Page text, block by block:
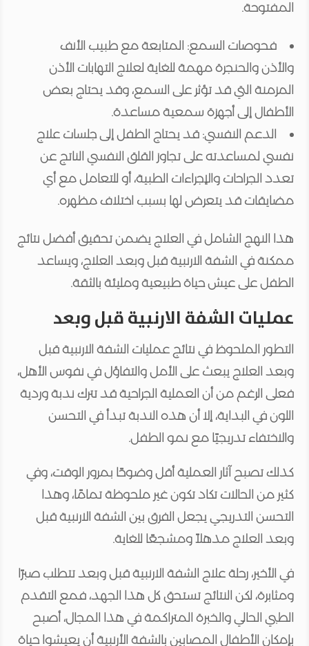
المفتوحة.
فحوصات السمع: المتابعة مع طبيب الأنف
والأذن والحنجرة مهمة للغاية لعلاج التهابات الأذن
المزمنة التي قد تؤثر على السمع، وقد يحتاج بعض
الأطفال إلى أجهزة سمعية مساعدة.
الدعم النفسي: قد يحتاج الطفل إلى جلسات علاج
نفسي لمساعدته على تجاوز القلق النفسي الناتج عن
تعدد الجراحات والإجراءات الطبية، أو للتعامل مع أي
مضايقات قد يتعرض لها بسبب اختلاف مظهره.
هذا النهج الشامل في العلاج يضمن تحقيق أفضل نتائج
ممكنة في الشفة الارنبية قبل وبعد العلاج، ويساعد
الطفل على عيش حياة طبيعية ومليئة بالثقة.
عمليات الشفة الارنبية قبل وبعد
التطور الملحوظ في نتائج عمليات الشفة الارنبية قبل
وبعد العلاج يبعث على الأمل والتفاؤل في نفوس الأهل،
فعلى الرغم من أن العملية الجراحية قد تترك ندبة وردية
اللون في البداية، إلا أن هذه الندبة تبدأ في التحسن
والاختفاء تدريجيًا مع نمو الطفل.
كذلك تصبح آثار العملية أقل وضوحًا بمرور الوقت، وفي
كثير من الحالات تكاد تكون غير ملحوظة تمامًا، وهذا
التحسن التدريجي يجعل الفرق بين الشفة الارنبية قبل
وبعد العلاج مذهلاً ومشجعًا للغاية.
في الأخير، رحلة علاج الشفة الارنبية قبل وبعد تتطلب صبرًا
ومثابرة، لكن النتائج تستحق كل هذا الجهد، فمع التقدم
الطبي الحالي والخبرة المتراكمة في هذا المجال، أصبح
بإمكان الأطفال المصابين بالشفة الأرنبية أن يعيشوا حياة